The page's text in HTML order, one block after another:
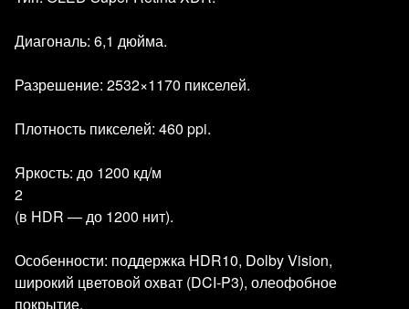
Диагональ: 6,1 дюйма.
Разрешение: 2532×1170 пикселей.
Плотность пикселей: 460 ppi.
Яркость: до 1200 кд/м
2
(в HDR — до 1200 нит).
Особенности: поддержка HDR10, Dolby Vision,
широкий цветовой охват (DCI‑P3), олеофобное
покрытие.